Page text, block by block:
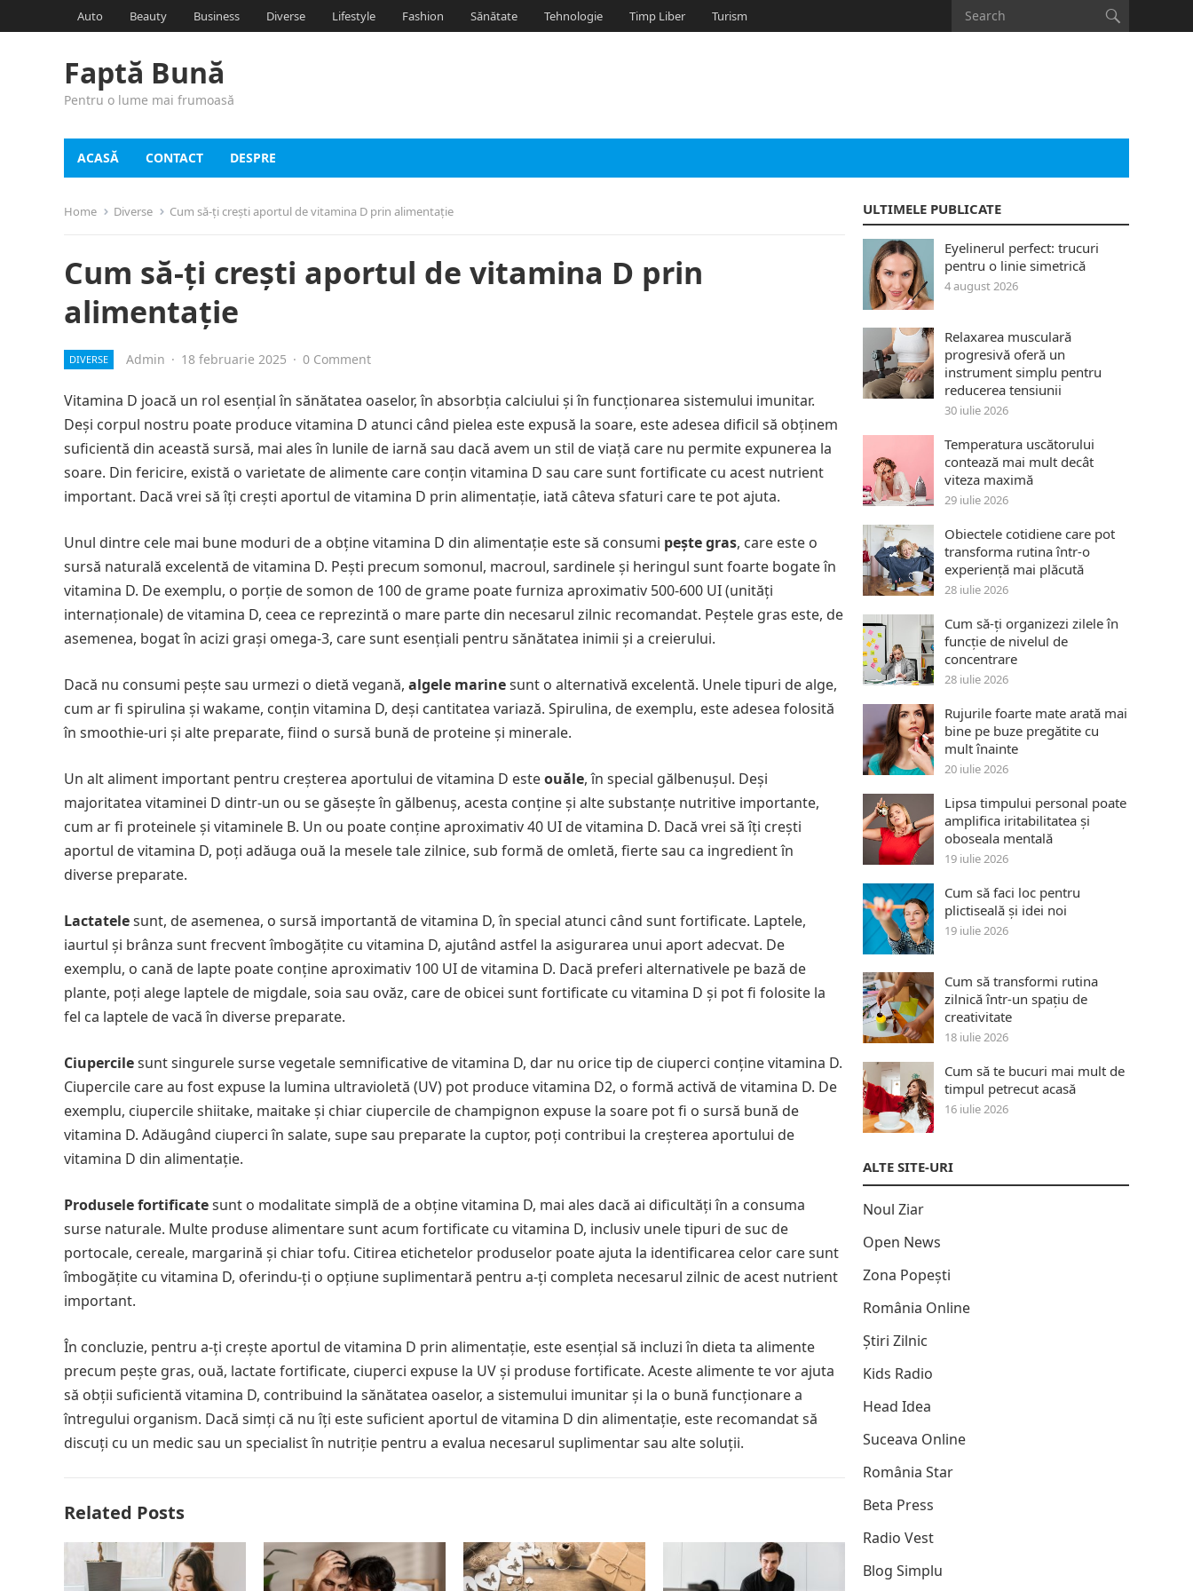
Auto Beauty Business Diverse Lifestyle Fashion Sănătate Tehnologie Timp Liber Turism
Faptă Bună
Pentru o lume mai frumoasă
ACASĂ CONTACT DESPRE
Home Diverse Cum să-ți crești aportul de vitamina D prin alimentație
Cum să-ți crești aportul de vitamina D prin
alimentație
DIVERSE Admin · 18 februarie 2025 · 0 Comment
Vitamina D joacă un rol esențial în sănătatea oaselor, în absorbția calciului și în funcționarea sistemului imunitar.
Deși corpul nostru poate produce vitamina D atunci când pielea este expusă la soare, este adesea dificil să obținem
suficientă din această sursă, mai ales în lunile de iarnă sau dacă avem un stil de viață care nu permite expunerea la
soare. Din fericire, există o varietate de alimente care conțin vitamina D sau care sunt fortificate cu acest nutrient
important. Dacă vrei să îți crești aportul de vitamina D prin alimentație, iată câteva sfaturi care te pot ajuta.
Unul dintre cele mai bune moduri de a obține vitamina D din alimentație este să consumi pește gras, care este o
sursă naturală excelentă de vitamina D. Pești precum somonul, macroul, sardinele și heringul sunt foarte bogate în
vitamina D. De exemplu, o porție de somon de 100 de grame poate furniza aproximativ 500-600 UI (unități
internaționale) de vitamina D, ceea ce reprezintă o mare parte din necesarul zilnic recomandat. Peștele gras este, de
asemenea, bogat în acizi grași omega-3, care sunt esențiali pentru sănătatea inimii și a creierului.
Dacă nu consumi pește sau urmezi o dietă vegană, algele marinesunt o alternativă excelentă. Unele tipuri de alge,
cum ar fi spirulina și wakame, conțin vitamina D, deși cantitatea variază. Spirulina, de exemplu, este adesea folosită
în smoothie-uri și alte preparate, fiind o sursă bună de proteine și minerale.
Un alt aliment important pentru creșterea aportului de vitamina D esteouăle, în special gălbenușul. Deși
majoritatea vitaminei D dintr-un ou se găsește în gălbenuș, acesta conține și alte substanțe nutritive importante,
cum ar fi proteinele și vitaminele B. Un ou poate conține aproximativ 40 UI de vitamina D. Dacă vrei să îți crești
aportul de vitamina D, poți adăuga ouă la mesele tale zilnice, sub formă de omletă, fierte sau ca ingredient în
diverse preparate.
Lactatelesunt, de asemenea, o sursă importantă de vitamina D, în special atunci când sunt fortificate. Laptele,
iaurtul și brânza sunt frecvent îmbogățite cu vitamina D, ajutând astfel la asigurarea unui aport adecvat. De
exemplu, o cană de lapte poate conține aproximativ 100 UI de vitamina D. Dacă preferi alternativele pe bază de
plante, poți alege laptele de migdale, soia sau ovăz, care de obicei sunt fortificate cu vitamina D și pot fi folosite la
fel ca laptele de vacă în diverse preparate.
Ciupercilesunt singurele surse vegetale semnificative de vitamina D, dar nu orice tip de ciuperci conține vitamina D.
Ciupercile care au fost expuse la lumina ultravioletă (UV) pot produce vitamina D2, o formă activă de vitamina D. De
exemplu, ciupercile shiitake, maitake și chiar ciupercile de champignon expuse la soare pot fi o sursă bună de
vitamina D. Adăugând ciuperci în salate, supe sau preparate la cuptor, poți contribui la creșterea aportului de
vitamina D din alimentație.
Produsele fortificatesunt o modalitate simplă de a obține vitamina D, mai ales dacă ai dificultăți în a consuma
surse naturale. Multe produse alimentare sunt acum fortificate cu vitamina D, inclusiv unele tipuri de suc de
portocale, cereale, margarină și chiar tofu. Citirea etichetelor produselor poate ajuta la identificarea celor care sunt
îmbogățite cu vitamina D, oferindu-ți o opțiune suplimentară pentru a-ți completa necesarul zilnic de acest nutrient
important.
În concluzie, pentru a-ți crește aportul de vitamina D prin alimentație, este esențial să incluzi în dieta ta alimente
precum pește gras, ouă, lactate fortificate, ciuperci expuse la UV și produse fortificate. Aceste alimente te vor ajuta
să obții suficientă vitamina D, contribuind la sănătatea oaselor, a sistemului imunitar și la o bună funcționare a
întregului organism. Dacă simți că nu îți este suficient aportul de vitamina D din alimentație, este recomandat să
discuți cu un medic sau un specialist în nutriție pentru a evalua necesarul suplimentar sau alte soluții.
Related Posts
ULTIMELE PUBLICATE
Eyelinerul perfect: trucuri
pentru o linie simetrică
4 august 2026
Relaxarea musculară
progresivă oferă un
instrument simplu pentru
reducerea tensiunii
30 iulie 2026
Temperatura uscătorului
contează mai mult decât
viteza maximă
29 iulie 2026
Obiectele cotidiene care pot
transforma rutina într-o
experiență mai plăcută
28 iulie 2026
Cum să-ți organizezi zilele în
funcție de nivelul de
concentrare
28 iulie 2026
Rujurile foarte mate arată mai
bine pe buze pregătite cu
mult înainte
20 iulie 2026
Lipsa timpului personal poate
amplifica iritabilitatea și
oboseala mentală
19 iulie 2026
Cum să faci loc pentru
plictiseală și idei noi
19 iulie 2026
Cum să transformi rutina
zilnică într-un spațiu de
creativitate
18 iulie 2026
Cum să te bucuri mai mult de
timpul petrecut acasă
16 iulie 2026
ALTE SITE-URI
Noul Ziar
Open News
Zona Popești
România Online
Știri Zilnic
Kids Radio
Head Idea
Suceava Online
România Star
Beta Press
Radio Vest
Blog Simplu